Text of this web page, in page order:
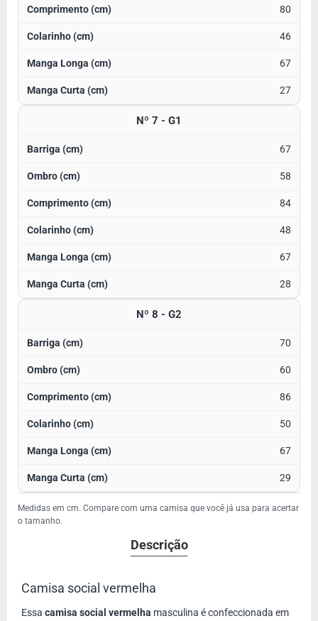
80
46
67
27
Nº 7 - G1
67
58
84
48
67
28
Nº 8 - G2
70
60
86
50
67
29
Medidas em cm. Compare com uma camisa que você já usa para acertar
o tamanho.
Descrição
Camisa social vermelha
Essa camisa social vermelha masculina é confeccionada em